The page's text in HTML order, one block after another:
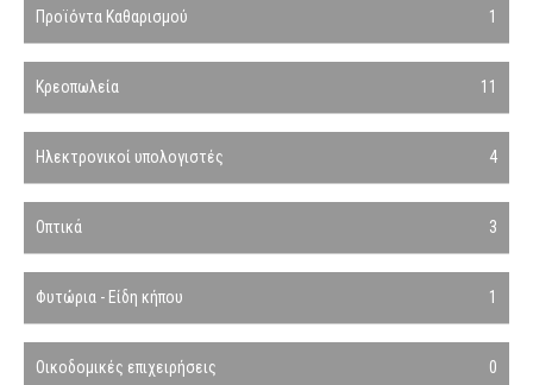
Προϊόντα Καθαρισμού 1
Κρεοπωλεία 11
Ηλεκτρονικοί υπολογιστές 4
Οπτικά 3
Φυτώρια - Είδη κήπου 1
Οικοδομικές επιχειρήσεις 0